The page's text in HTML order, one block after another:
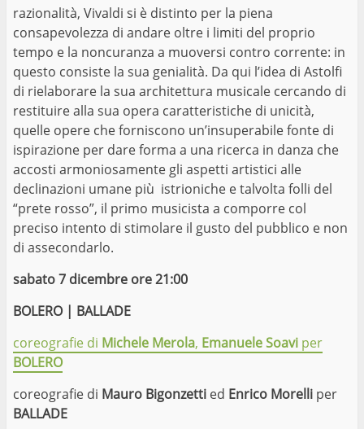
razionalità, Vivaldi si è distinto per la piena
consapevolezza di andare oltre i limiti del proprio
tempo e la noncuranza a muoversi contro corrente: in
questo consiste la sua genialità. Da qui l’idea di Astolfi
di rielaborare la sua architettura musicale cercando di
restituire alla sua opera caratteristiche di unicità,
quelle opere che forniscono un’insuperabile fonte di
ispirazione per dare forma a una ricerca in danza che
accosti armoniosamente gli aspetti artistici alle
declinazioni umane più istrioniche e talvolta folli del
“prete rosso”, il primo musicista a comporre col
preciso intento di stimolare il gusto del pubblico e non
di assecondarlo.
sabato 7 dicembre ore 21:00
BOLERO | BALLADE
coreografie di Michele Merola, Emanuele Soavi per
BOLERO
coreografie di Mauro Bigonzetti ed Enrico Morelli per
BALLADE